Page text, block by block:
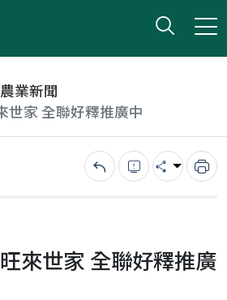
打開
小版
農業新聞
世家 全聯好釋推廣中
回上一頁錯誤回報
分享 列
來世家 全聯好釋推廣